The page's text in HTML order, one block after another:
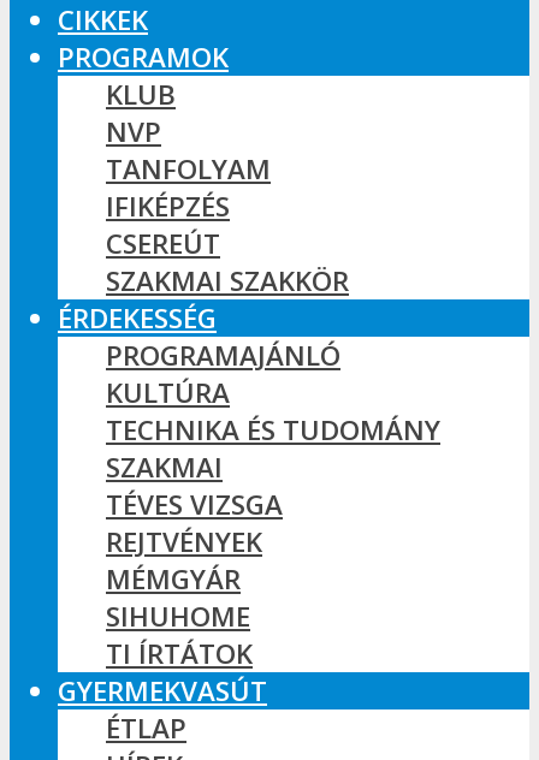
CIKKEK
PROGRAMOK
KLUB
NVP
TANFOLYAM
IFIKÉPZÉS
CSEREÚT
SZAKMAI SZAKKÖR
ÉRDEKESSÉG
PROGRAMAJÁNLÓ
KULTÚRA
TECHNIKA ÉS TUDOMÁNY
SZAKMAI
TÉVES VIZSGA
REJTVÉNYEK
MÉMGYÁR
SIHUHOME
TI ÍRTÁTOK
GYERMEKVASÚT
ÉTLAP